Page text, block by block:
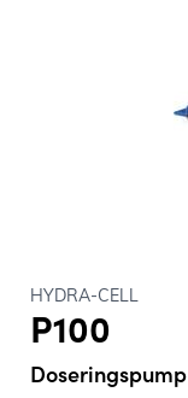
HYDRA-CELL
P100
Doseringspump